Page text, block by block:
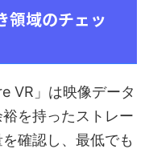
領域のチェッ
VR」は映像データ
を持ったストレー
確認し、最低でも